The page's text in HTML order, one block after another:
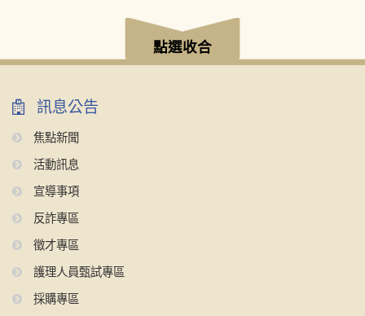
點選收合
訊息公告
焦點新聞
活動訊息
宣導事項
反詐專區
徵才專區
護理人員甄試專區
採購專區